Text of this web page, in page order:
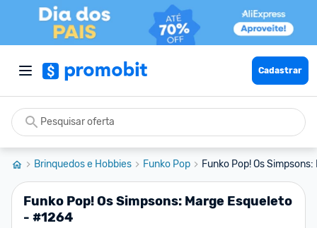
Cadastrar
Brinquedos e Hobbies Funko Pop Funko Pop! Os
Funko Pop! Os Simpsons: Marge Esqueleto
- #1264